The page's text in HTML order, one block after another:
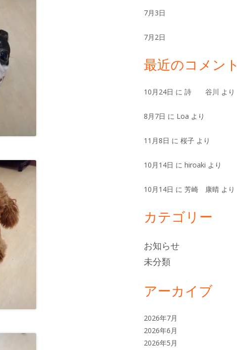
バ
ー
7月3日
7月2日
最近のコメント
10月24日 に詩 谷川 より
8月7日 に Loa より
11月8日 に桜子 より
10月14日 にhiroaki より
10月14日 に芳崎 康晴 より
カテゴリー
お知らせ
未分類
アーカイブ
2026年7月
2026年6月
2026年5月